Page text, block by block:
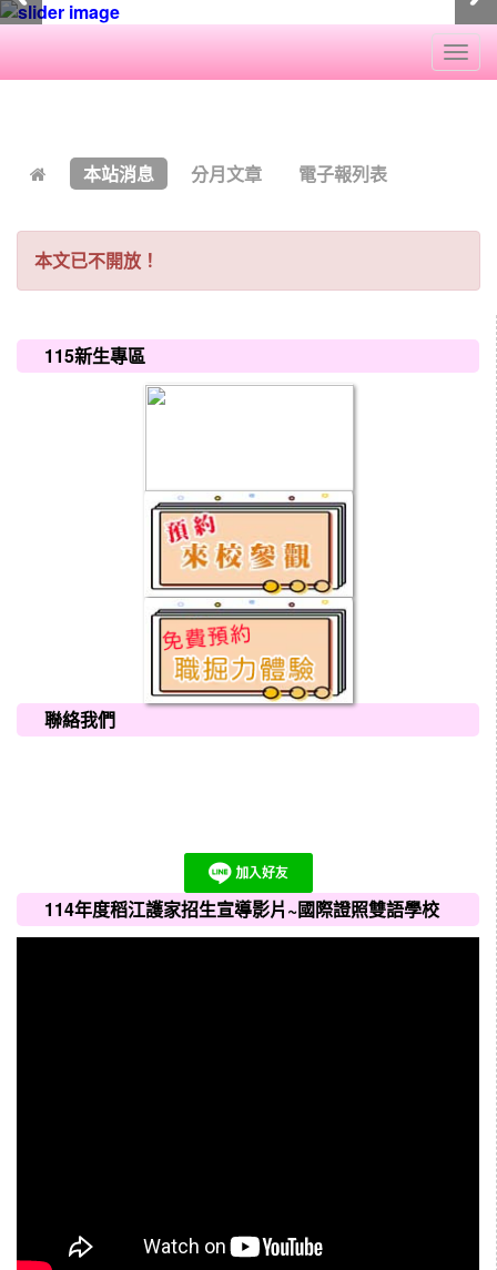
本站消息 分月文章 電子報列表
本文已不開放！
115新生專區
聯絡我們
114年度稻江護家招生宣導影片~國際證照雙語學校